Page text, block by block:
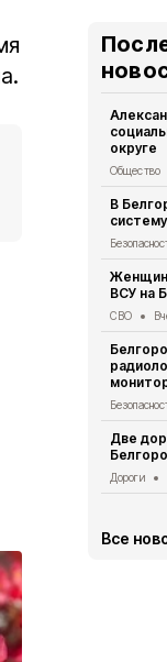
округе
Общество
В
ВСУ на
СВО
Две
Дороги
Все